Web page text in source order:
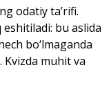
odatiy ta’rifi.
bu aslida
bo‘lmaganda
muhit va